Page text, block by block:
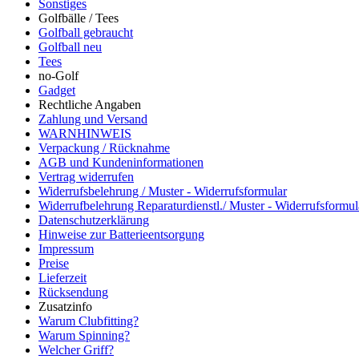
Sonstiges
Golfbälle / Tees
Golfball gebraucht
Golfball neu
Tees
no-Golf
Gadget
Rechtliche Angaben
Zahlung und Versand
WARNHINWEIS
Verpackung / Rücknahme
AGB und Kundeninformationen
Vertrag widerrufen
Widerrufsbelehrung / Muster - Widerrufsformular
Widerrufbelehrung Reparaturdienstl./ Muster -
Datenschutzerklärung
Hinweise zur Batterieentsorgung
Impressum
Preise
Lieferzeit
Rücksendung
Zusatzinfo
Warum Clubfitting?
Warum Spinning?
Welcher Griff?